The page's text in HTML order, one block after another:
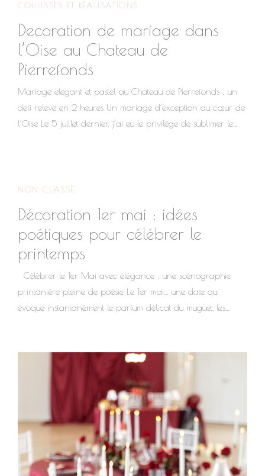
COULISSES ET RÉALISATIONS
Decoration de mariage dans
l’Oise au Chateau de
Pierrefonds
Mariage elegant et pastel au Chateau de Pierrefonds : un
defi releve en 2 heures Un mariage d’exception au cœur de
l’Oise Le 5 juillet dernier, j’ai eu le privilège de sublimer le
rose fuchsia, le tout dans un esprit vintage chic parfaitement
Depuis leur domicile aux États-Unis, les mariés ont orchestré
chaque détail de leur journée. Nous avons ainsi échangé
pendant plusieurs mois, en nous adaptant...
NON CLASSÉ
Décoration 1er mai : idées
poétiques pour célébrer le
printemps
Célébrer le 1er Mai avec élégance : une scénographie
printanière pleine de poésie Le 1er mai… une date qui
évoque instantanément le parfum délicat du muguet, les
symbolique ne se résume pas à une simple tradition : elle est
aussi une formidable occasion de créer une décoration
raffinée et pleine de sens, propice à la convivialité. Chez CL
& Vous, nous voyons chaque instant de vie comme un
prétexte à célébrer la beauté, la nature et les émotions. Et le
1er mai est l’un...